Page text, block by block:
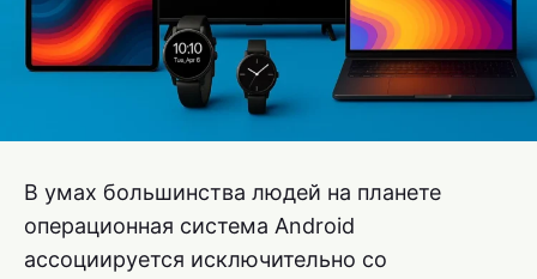
В умах большинства людей на планете
операционная система Android
ассоциируется исключительно со